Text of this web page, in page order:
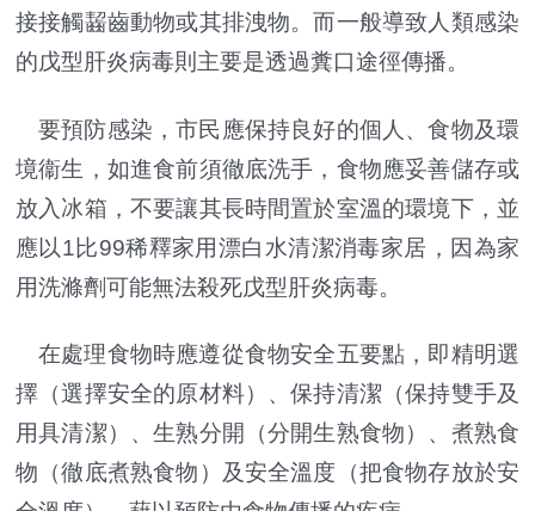
接接觸齧齒動物或其排洩物。而一般導致人類感染
的戊型肝炎病毒則主要是透過糞口途徑傳播。
要預防感染，市民應保持良好的個人、食物及環
境衞生，如進食前須徹底洗手，食物應妥善儲存或
放入冰箱，不要讓其長時間置於室溫的環境下，並
應以1比99稀釋家用漂白水清潔消毒家居，因為家
用洗滌劑可能無法殺死戊型肝炎病毒。
在處理食物時應遵從食物安全五要點，即精明選
擇（選擇安全的原材料）、保持清潔（保持雙手及
用具清潔）、生熟分開（分開生熟食物）、煮熟食
物（徹底煮熟食物）及安全溫度（把食物存放於安